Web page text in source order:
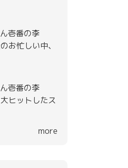
壱番の李
お忙しい中、
壱番の李
ヒットしたス
more